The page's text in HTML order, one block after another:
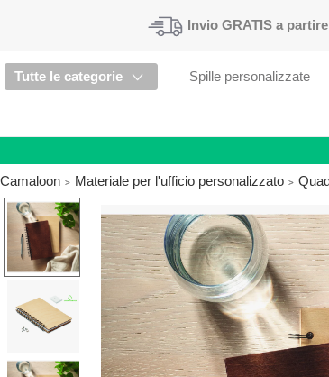
Invio GRATIS a
Tutte le categorie Spille personalizzate
Camaloon
Materiale per l'ufficio personalizzato